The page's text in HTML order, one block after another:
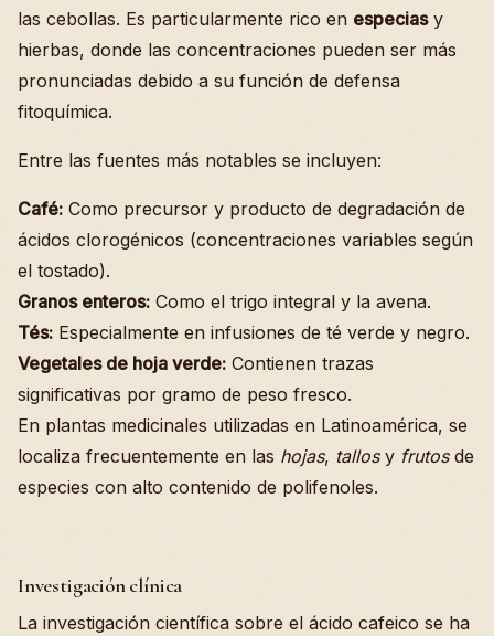
las cebollas. Es particularmente rico en especiasy
hierbas, donde las concentraciones pueden ser más
pronunciadas debido a su función de defensa
fitoquímica.
Entre las fuentes más notables se incluyen:
Café: Como precursor y producto de degradación de
ácidos clorogénicos (concentraciones variables según
el tostado).
Granos enteros: Como el trigo integral y la avena.
Tés: Especialmente en infusiones de té verde y negro.
Vegetales de hoja verde: Contienen trazas
significativas por gramo de peso fresco.
En plantas medicinales utilizadas en Latinoamérica, se
localiza frecuentemente en las hojas, tallosy frutosde
especies con alto contenido de polifenoles.
Investigación clínica
La investigación científica sobre el ácido cafeico se ha